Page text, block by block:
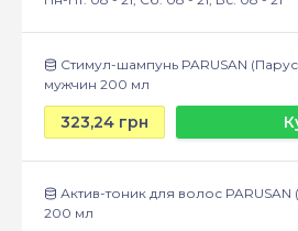
Стимул-шампунь PARUSAN
мужчин 200 мл
323,24 грн
Актив-тоник для волос
200 мл